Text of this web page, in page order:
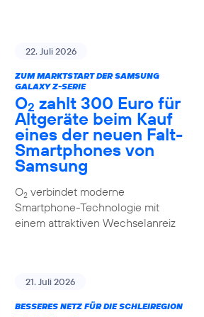
22. Juli 2026
ZUM MARKTSTART DER SAMSUNG
GALAXY Z-SERIE
O2 zahlt 300 Euro für
Altgeräte beim Kauf
eines der neuen Falt-
Smartphones von
Samsung
O2verbindet moderne
Smartphone-Technologie mit
einem attraktiven Wechselanreiz
21. Juli 2026
BESSERES NETZ FÜR DIE SCHLEIREGION